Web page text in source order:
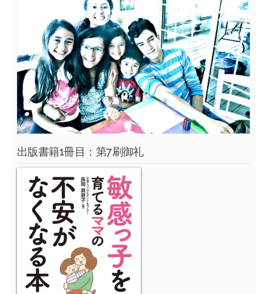
出版書籍1冊目：第7刷御礼